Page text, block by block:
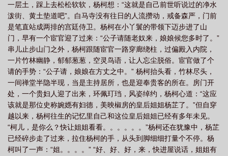
一层土，踩上去松松软软，杨柯想：“这就是自己前世听说过的净水
泼街、黄土垫道吧”。白马寺没有往日的人流攒动，戒备森严，门前
是笔直站成两排的宫廷侍卫。杨柯在小丫鬟的带领下迈步进了山
门，早有一个宦官迎了过来：“公子请随老奴来，娘娘候您多时了。”
串儿止步山门之外，杨柯跟随宦官一路穿廊绕柱，过偏殿入内院，
一片竹林幽静，郁郁葱葱，空灵鸟语，让人忘尘脱俗。宦官做了个
请的手势：“公子请，娘娘在方丈之中。” 杨柯抬头看，竹林尽头，
一间禅堂半隐半现，当是主持居所，也是迎奉贵客的所在。房门开
处，一个贵妇人迎了出来，环佩玎珰，风姿绰约，杨柯心道：“这应
该就是那位史称婉嫕有妇德，美映椒房的皇后姐姐杨芷了。”但自穿
越以来，杨柯往生的记忆里自己和这位皇后姐姐已经有多年未见。
“柯儿，是你么？快让姐姐看看。。。。。。”杨柯还在犹豫中，杨芷
已经碎步走了过来，拉住杨柯的手，从头到脚细细打量个不停。杨
柯叫了一声：“姐。。。。” “好、好、好，来，快进屋说话，姐姐有